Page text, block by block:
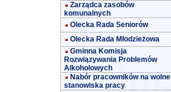
Zarządca zasobów
komunalnych
Olecka Rada Seniorów
Olecka Rada Młodzieżowa
Gminna Komisja
Rozwiązywania Problemów
Alkoholowych
Nabór pracowników na wolne
stanowiska pracy